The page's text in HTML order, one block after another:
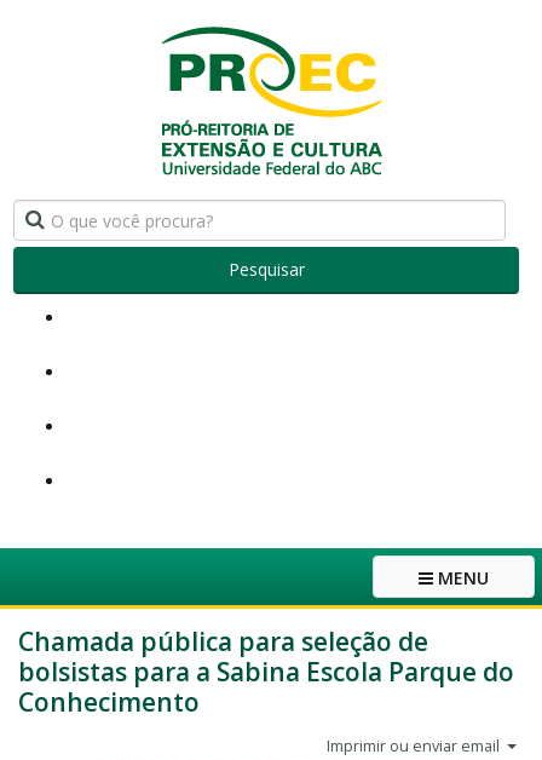
Pesquisar
MENU
Chamada pública para seleção de
bolsistas para a Sabina Escola Parque do
Conhecimento
Imprimir ou enviar email